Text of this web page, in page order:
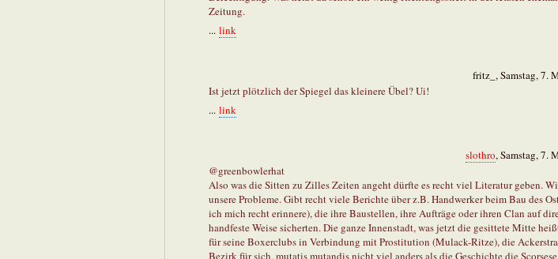
Zeitung.
... link
fritz_, Samstag, 7.
Ist jetzt plötzlich der Spiegel das kleinere Übel? Ui!
... link
slothro, Samstag, 7.
@greenbowlerhat
Also was die Sitten zu Zilles Zeiten angeht dürfte es recht viel Literatur geben.
unsere Probleme. Gibt recht viele Berichte über z.B. Handwerker beim Bau des
ich mich recht erinnere), die ihre Baustellen, ihre Aufträge oder ihren Clan auf
handfeste Weise sicherten. Die ganze Innenstadt, was jetzt die gesittete Mitte
für seine Boxerclubs in Verbindung mit Prostitution (Mulack-Ritze), die
Bezirk für sich, mutatis mutandis nicht viel anders als die Geschichte die